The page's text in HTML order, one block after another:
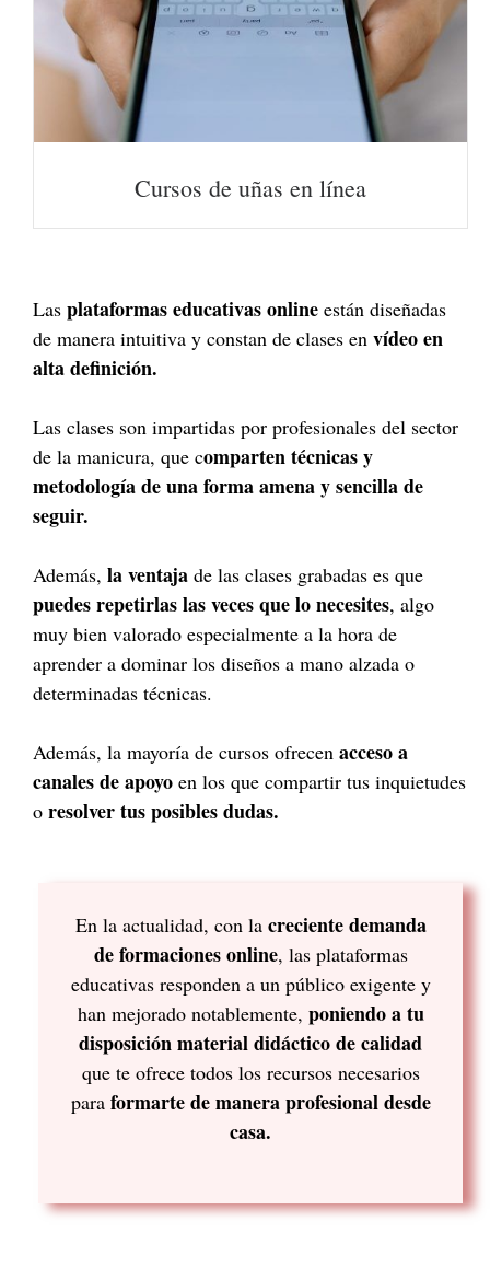
Cursos de uñas en línea
Las plataformas educativas online están diseñadas
de manera intuitiva y constan de clases en vídeo en
alta definición.
Las clases son impartidas por profesionales del sector
de la manicura, que comparten técnicas y
metodología de una forma amena y sencilla de
seguir.
Además, la ventaja de las clases grabadas es que
puedes repetirlas las veces que lo necesites, algo
muy bien valorado especialmente a la hora de
aprender a dominar los diseños a mano alzada o
determinadas técnicas.
Además, la mayoría de cursos ofrecen acceso a
canales de apoyo en los que compartir tus inquietudes
o resolver tus posibles dudas.
En la actualidad, con la creciente demanda
de formaciones online, las plataformas
educativas responden a un público exigente y
han mejorado notablemente, poniendo a tu
disposición material didáctico de calidad
que te ofrece todos los recursos necesarios
paraformarte de manera profesional desde
casa.